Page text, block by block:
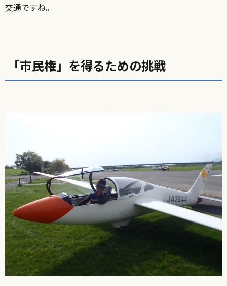
交通ですね。
「市民権」を得るための挑戦